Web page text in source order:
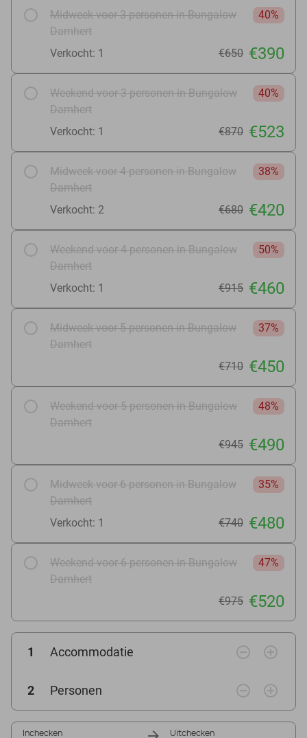
Midweek voor 3 personen in Bungalow
Damhert
40%
Verkocht: 1 €650 €390
Weekend voor 3 personen in Bungalow
Damhert
40%
Verkocht: 1 €870 €523
Midweek voor 4 personen in Bungalow
Damhert
38%
Verkocht: 2 €680 €420
Weekend voor 4 personen in Bungalow
Damhert
50%
Verkocht: 1 €915 €460
Midweek voor 5 personen in Bungalow
Damhert
37%
€710 €450
Weekend voor 5 personen in Bungalow
Damhert
48%
€945 €490
Midweek voor 6 personen in Bungalow
Damhert
35%
Verkocht: 1 €740 €480
Weekend voor 6 personen in Bungalow
Damhert
47%
€975 €520
1 Accommodatie remove_circle_outline add_circle_outline
2 Personen remove_circle_outline add_circle_outline
Inchecken Uitchecken